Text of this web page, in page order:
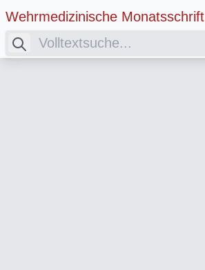
Wehrmedizinische Monatsschrift